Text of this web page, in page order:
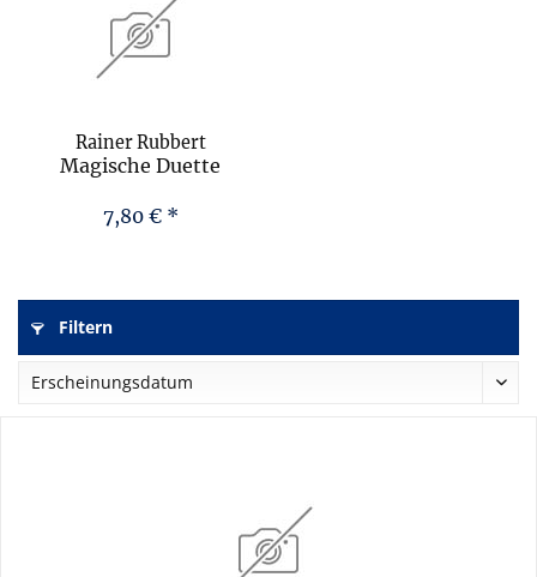
Rainer Rubbert
Magische Duette
7,80 € *
Filtern